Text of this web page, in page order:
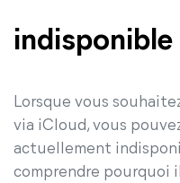
indisponible
Lorsque vous
via iCloud, vous
actuellement
comprendre pourquoi